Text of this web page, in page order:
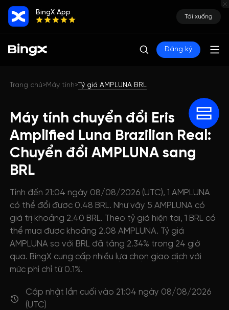
BingX App
Tải xuống
Đăng ký
Trang chủ>Máy tính>Tỷ giá AMPLUNA BRL
Máy tính chuyển đổi Eris
Amplified Luna Brazilian Real:
Chuyển đổi AMPLUNA sang
BRL
Tính đến 21:04 ngày 08/08/2026 (UTC), 1 AMPLUNA
có thể đổi được 0.48 BRL. Như vậy 5 AMPLUNA có
giá trị khoảng 2.40 BRL. Theo tỷ giá hiện tại, 1 BRL có
thể mua được khoảng 2.08 AMPLUNA. Tỷ giá
AMPLUNA so với BRL đã tăng 2.34% trong 24 giờ
qua. BingX cung cấp nhiều lựa chọn giao dịch với
mức phí chỉ từ 0.1%.
Cập nhật lần cuối vào 21:04 ngày 08/08/2026
(UTC)